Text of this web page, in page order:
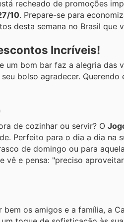
recheado de promoções
10. Prepare-se para
desta semana no Brasil que
Incríveis!
um bom bar faz a alegria das
bolso agradecer. Querendo
de cozinhar ou servir? O
Perfeito para o dia a dia na
de domingo ou para
vê e pensa: "preciso
os amigos e a família, a